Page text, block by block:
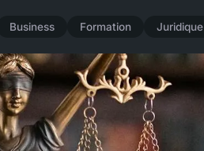
Business Formation Juridique